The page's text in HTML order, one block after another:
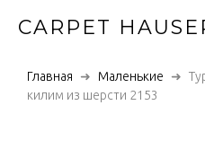
CARPET
Главная Маленькие
килим из шерсти 2153